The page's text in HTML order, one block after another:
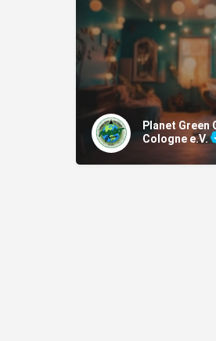
Planet Green
Cologne e.V.